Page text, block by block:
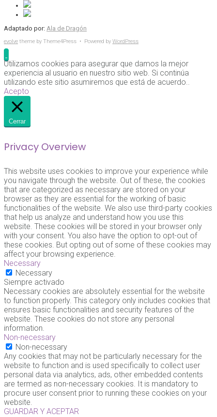
Adaptado por: Ala de Dragón
evolve theme by Theme4Press • Powered by WordPress
Utilizamos cookies para asegurar que damos la mejor
experiencia al usuario en nuestro sitio web. Si continúa
utilizando este sitio asumiremos que está de acuerdo..
Acepto
Cerrar
Privacy Overview
This website uses cookies to improve your experience while
you navigate through the website. Out of these, the cookies
that are categorized as necessary are stored on your
browser as they are essential for the working of basic
functionalities of the website. We also use third-party cookies
that help us analyze and understand how you use this
website. These cookies will be stored in your browser only
with your consent. You also have the option to opt-out of
these cookies. But opting out of some of these cookies may
affect your browsing experience.
Necessary
Necessary
Siempre activado
Necessary cookies are absolutely essential for the website
to function properly. This category only includes cookies that
ensures basic functionalities and security features of the
website. These cookies do not store any personal
information.
Non-necessary
Non-necessary
Any cookies that may not be particularly necessary for the
website to function and is used specifically to collect user
personal data via analytics, ads, other embedded contents
are termed as non-necessary cookies. It is mandatory to
procure user consent prior to running these cookies on your
website.
GUARDAR Y ACEPTAR